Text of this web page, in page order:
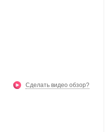
Сделать видео обзор?